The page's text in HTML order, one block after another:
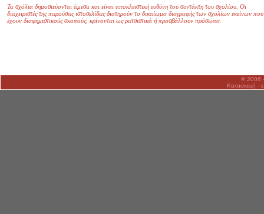
Τα σχόλια δημοσιεύονται άμεσα και είναι αποκλειστική ευθύνη του συντάκτη του σχολίου. Οι
διαχειριστές της παρούσας ιστοσελίδας διατηρούν το δικαίωμα διαγραφής των σχολίων εκείνων που
έχουν διαφημιστικούς σκοπούς, κρίνονται ως ρατσιστικά ή προσβάλλουν πρόσωπα.
© 2006
Κατασκευή -